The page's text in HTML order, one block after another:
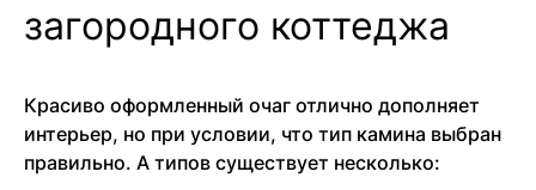
загородного коттеджа
Красиво оформленный очаг отлично дополняет
интерьер, но при условии, что тип камина выбран
правильно. А типов существует несколько: